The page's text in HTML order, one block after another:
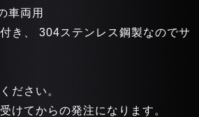
車両用
き、 304ステンレス鋼製なのでサ
ださい。
けてからの発注になります。